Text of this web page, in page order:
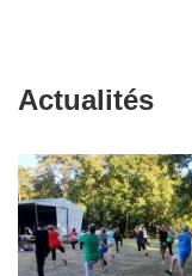
Actualités